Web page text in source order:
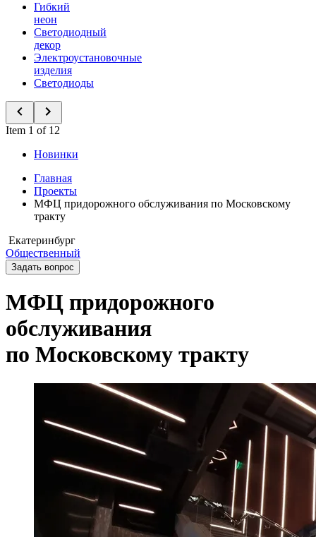
Гибкий
неон
Светодиодный
декор
Электроустановочные
изделия
Светодиоды
Item 1 of 12
Новинки
Главная
Проекты
МФЦ придорожного обслуживания по Московскому
тракту
Екатеринбург
Общественный
Задать вопрос
МФЦ придорожного
обслуживания
по Московскому тракту